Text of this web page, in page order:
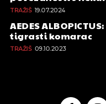
TRAŽIŠ 19.07.2024
AEDES
tigrasti komarac
TRAŽIŠ 09.10.2023